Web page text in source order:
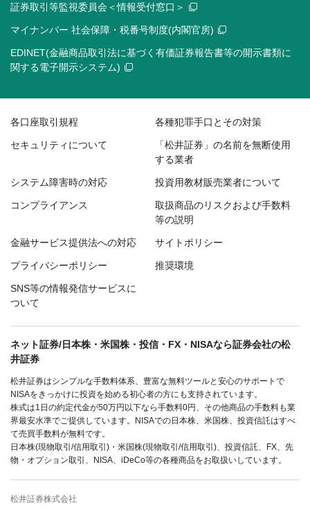
証券取引等監視委員会＜情報受付窓口＞
マイナンバー 社会保障・税番号制度(内閣官房)
EDINET(金融商品取引法に基づく有価証券報告書等の開示書類に
関する電子開示システム)
各口座取引規程 各種犯罪手口とその対策
セキュリティについて
「松井証券」の名前を無断使用
する業者
システム障害時の対応 投資用教材販売業者について
コンプライアンス
取扱商品のリスクおよび手数料
等の説明
金融サービス提供法への対応 サイトポリシー
プライバシーポリシー 推奨環境
SNS等の情報発信サービスに
ついて
ネット証券/日本株・米国株・投信・FX・NISAなら証券会社の松
井証券
松井証券はシンプルな手数料体系、豊富な無料ツールと安心のサポートで
NISAをきっかけに投資を始める初心者の方にも支持されています。
株式は1日の約定代金が50万円以下なら手数料0円、その他商品の手数料も業
界最安水準でご提供しています。NISAでの日本株、米国株、投資信託はすべ
て売買手数料が無料です。
日本株(現物取引/信用取引)・米国株(現物取引/信用取引)、投資信託、FX、先
物・オプション取引、NISA、iDeCo等の各種商品をお取扱いしています。
松井証券株式会社